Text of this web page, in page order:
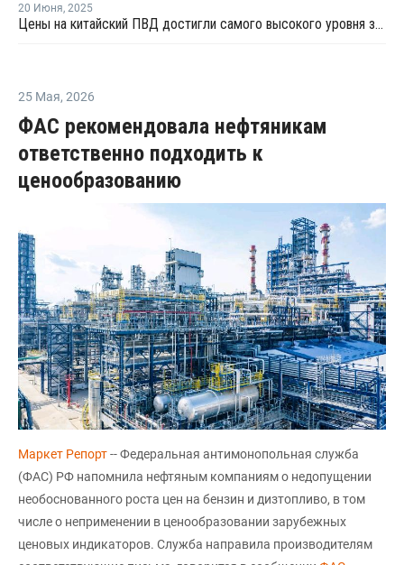
20 Июня, 2025
Цены на китайский ПВД достигли самого высокого уровня за восемь месяцев из-за ирано-израильского конфликта
25 Мая, 2026
ФАС рекомендовала нефтяникам
ответственно подходить к
ценообразованию
Маркет Репорт-- Федеральная антимонопольная служба
(ФАС) РФ напомнила нефтяным компаниям о недопущении
необоснованного роста цен на бензин и дизтопливо, в том
числе о неприменении в ценообразовании зарубежных
ценовых индикаторов. Служба направила производителям